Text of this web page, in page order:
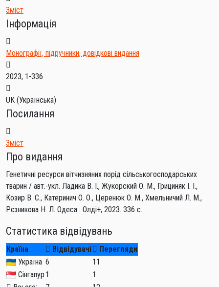
Зміст
Інформація
Монографії, підручники, довідкові видання
2023, 1-336
UK (Українська)
Посилання
Зміст
Про видання
Генетичні ресурси вітчизняних порід сільськогосподарських
тварин / авт.-укл. Ладика В. І., Жукорский О. М., Грициняк І. І.,
Козир В. С., Катеринич О. О., Церенюк О. М., Хмельничий Л. М.,
Рєзникова Н. Л. Одеса : Олді+, 2023. 336 с.
Статистика відвідувань
Країна Відвідувачі
Перегляди
Україна 6
11
Сінгапур 1
1